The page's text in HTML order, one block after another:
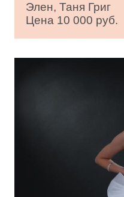
Элен, Таня Григ
Цена 10 000 руб.